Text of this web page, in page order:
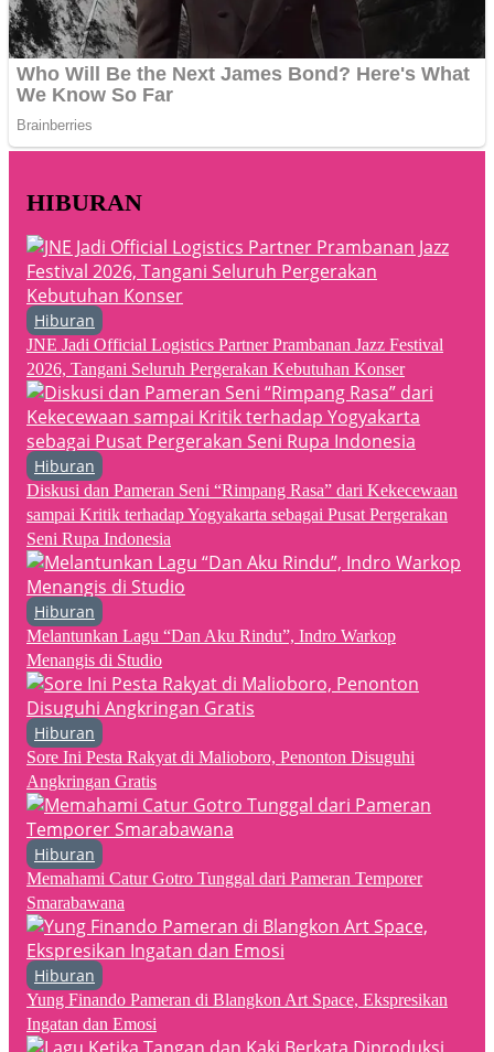
HIBURAN
Hiburan
JNE Jadi Official Logistics Partner Prambanan Jazz Festival
2026, Tangani Seluruh Pergerakan Kebutuhan Konser
Hiburan
Diskusi dan Pameran Seni “Rimpang Rasa” dari Kekecewaan
sampai Kritik terhadap Yogyakarta sebagai Pusat Pergerakan
Seni Rupa Indonesia
Hiburan
Melantunkan Lagu “Dan Aku Rindu”, Indro Warkop
Menangis di Studio
Hiburan
Sore Ini Pesta Rakyat di Malioboro, Penonton Disuguhi
Angkringan Gratis
Hiburan
Memahami Catur Gotro Tunggal dari Pameran Temporer
Smarabawana
Hiburan
Yung Finando Pameran di Blangkon Art Space, Ekspresikan
Ingatan dan Emosi